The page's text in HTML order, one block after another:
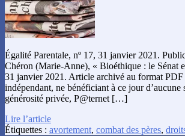
Égalité Parentale, nº 17, 31 janvier 2021.
Chéron (Marie-Anne), « Bioéthique : le Sénat
31 janvier 2021. Article archivé au format
indépendant, ne bénéficiant à ce jour
générosité privée, P@ternet […]
Lire l’article
Étiquettes : avortement, combat des pères,